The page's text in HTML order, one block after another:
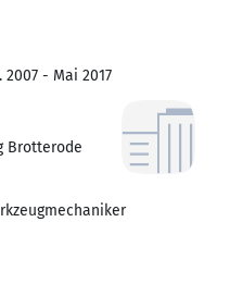
2007 - Mai 2017
Brotterode